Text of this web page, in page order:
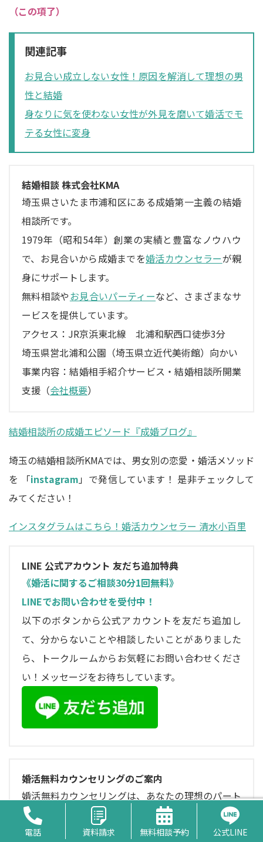
（この項了）
関連記事
お見合い成立しない女性！原因を解消して理想の男
性と結婚
身なりに気を使わない女性が外見を磨いて婚活でモ
テる女性に変身
結婚相談 株式会社KMA
埼玉県さいたま市浦和区にある成婚第一主義の結婚
相談所です。
1979年（昭和54年）創業の実績と豊富なノウハウ
で、お見合いから成婚までを婚活カウンセラーが親
身にサポートします。
無料相談やお見合いパーティーなど、さまざまなサ
ービスを提供しています。
アクセス：JR京浜東北線 北浦和駅西口徒歩3分
埼玉県営北浦和公園（埼玉県立近代美術館）向かい
事業内容：結婚相手紹介サービス・結婚相談所開業
支援（会社概要）
結婚相談所の成婚エピソード『成婚ブログ』
埼玉の結婚相談所KMAでは、男女別の恋愛・婚活メソッド
を 「instagram 」で発信しています！ 是非チェックして
みてください！
インスタグラムはこちら！婚活カウンセラー 清水小百里
LINE 公式アカウント 友だち追加特典
《婚活に関するご相談30分1回無料》
LINEでお問い合わせを受付中！
以下のボタンから公式アカウントを友だち追加し
て、分からないことや相談したいことがありました
ら、トークルームからお気軽にお問い合わせくださ
い！メッセージをお待ちしています。
婚活無料カウンセリングのご案内
婚活無料カウンセリングは、あなたの理想のパート
ナーを見つける方法をご紹介します。ご来店または
オンラインで、結婚・婚活に関する無料相談を受け
電話 資料請求 無料相談予約 公式LINE